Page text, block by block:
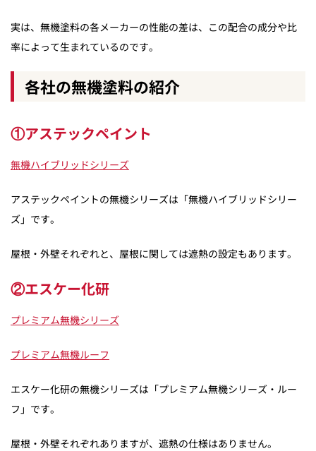
実は、無機塗料の各メーカーの性能の差は、この配合の成分や比
率によって生まれているのです。
各社の無機塗料の紹介
①アステックペイント
無機ハイブリッドシリーズ
アステックペイントの無機シリーズは「無機ハイブリッドシリー
ズ」です。
屋根・外壁それぞれと、屋根に関しては遮熱の設定もあります。
②エスケー化研
プレミアム無機シリーズ
プレミアム無機ルーフ
エスケー化研の無機シリーズは「プレミアム無機シリーズ・ルー
フ」です。
屋根・外壁それぞれありますが、遮熱の仕様はありません。